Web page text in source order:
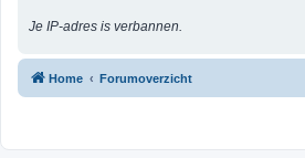
Je IP-adres is verbannen.
Home Forumoverzicht